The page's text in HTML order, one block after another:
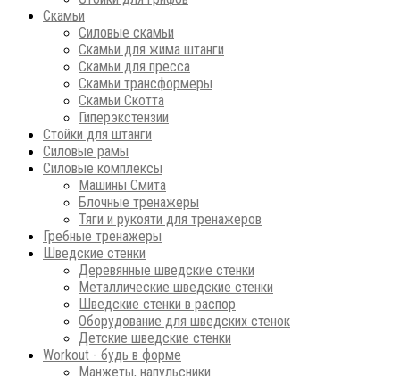
Скамьи
Силовые скамьи
Скамьи для жима штанги
Скамьи для пресса
Скамьи трансформеры
Скамьи Скотта
Гиперэкстензии
Стойки для штанги
Силовые рамы
Силовые комплексы
Машины Смита
Блочные тренажеры
Тяги и рукояти для тренажеров
Гребные тренажеры
Шведские стенки
Деревянные шведские стенки
Металлические шведские стенки
Шведские стенки в распор
Оборудование для шведских стенок
Детские шведские стенки
Workout - будь в форме
Манжеты, напульсники